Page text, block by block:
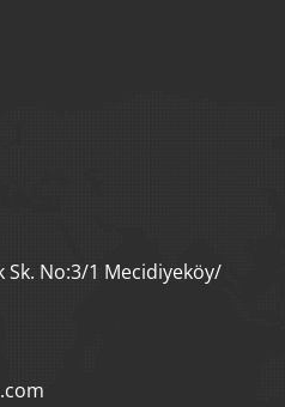
Sk. No:3/1 Mecidiyeköy/